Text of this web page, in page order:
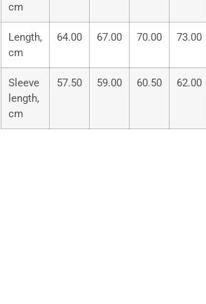
cm
Length,
cm
64.00 67.00 70.00 73.00
Sleeve
length,
cm
57.50 59.00 60.50 62.00